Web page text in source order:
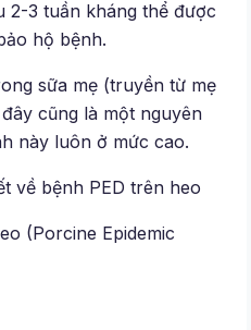
2-3 tuần kháng thể được
hộ bệnh.
sữa mẹ (truyền từ mẹ
cũng là một nguyên
này luôn ở mức cao.
về bệnh PED trên heo
(Porcine Epidemic